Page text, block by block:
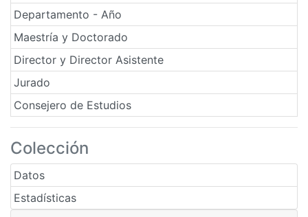
Departamento - Año
Maestría y Doctorado
Director y Director Asistente
Jurado
Consejero de Estudios
Colección
Datos
Estadísticas